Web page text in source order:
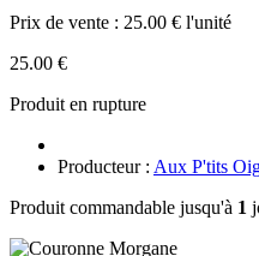
Prix de vente : 25.00 € l'unité
25.00 €
Produit en rupture
Producteur : Aux P'tits
Produit commandable jusqu'à 1